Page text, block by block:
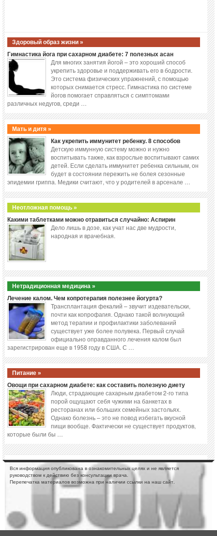
Здоровый образ жизни »
Гимнастика йога при сахарном диабете: 7 полезных асан
Для многих занятия йогой – это хороший способ
укрепить здоровье и поддерживать его в бодрости.
Это система физических упражнений, с помощью
которых снимается стресс. Гимнастика по системе
йогов помогает справляться с симптомами
различных недугов, среди …
Мать и дитя »
Как укрепить иммунитет ребенку. 8 способов
Детскую иммунную систему можно и нужно
воспитывать также, как взрослые воспитывают самих
детей. Если сделать иммунитет ребенка сильным, он
будет в состоянии пережить не болея сезонные
эпидемии гриппа. Медики считают, что у родителей в арсенале …
Неотложная помощь »
Какими таблетками можно отравиться случайно: Аспирин
Дело лишь в дозе, как учат нас две мудрости,
народная и врачебная.
Нетрадиционная медицина »
Лечение калом. Чем копротерапия полезнее йогурта?
Трансплантация фекалий – звучит издевательски,
почти как копрофагия. Однако такой волнующий
метод терапии и профилактики заболеваний
существует уже более полувека. Первый случай
официально оправданного лечения калом был
зарегистрирован еще в 1958 году в США. С …
Питание »
Овощи при сахарном диабете: как составить полезную диету
Люди, страдающие сахарным диабетом 2-го типа
порой ощущают себя чужими на банкетах в
ресторанах или больших семейных застольях.
Однако болезнь – это не повод избегать вкусной
пищи вообще. Фактически не существует продуктов,
которые были бы …
Вся информация опубликована в ознакомительных целях и не является
руководством к действию без консультации врача.
Перепечатка материалов возможна при наличии ссылки на наш сайт.